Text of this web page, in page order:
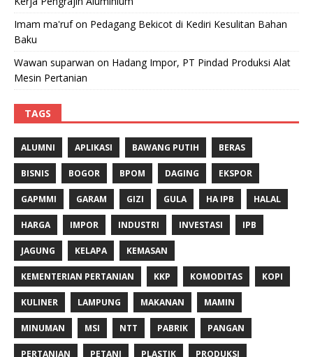
Imam ma'rufon Pedagang Bekicot di Kediri Kesulitan Bahan
Baku
Wawan suparwan on Hadang Impor, PT Pindad Produksi Alat
Mesin Pertanian
TAGS
ALUMNI APLIKASI BAWANG PUTIH BERAS
BISNIS BOGOR BPOM DAGING EKSPOR
GAPMMI GARAM GIZI GULA HA IPB HALAL
HARGA IMPOR INDUSTRI INVESTASI IPB
JAGUNG KELAPA KEMASAN
KEMENTERIAN PERTANIAN KKP KOMODITAS KOPI
KULINER LAMPUNG MAKANAN MAMIN
MINUMAN MSI NTT PABRIK PANGAN
PERTANIAN PETANI PLASTIK PRODUKSI